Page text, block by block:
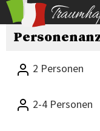
2 Personen
2-4 Personen